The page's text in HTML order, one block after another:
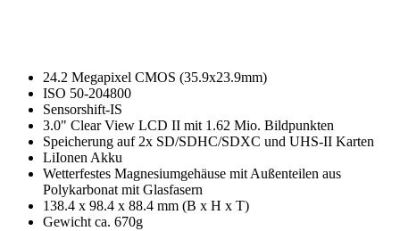
24.2 Megapixel CMOS (35.9x23.9mm)
ISO 50-204800
Sensorshift-IS
3.0" Clear View LCD II mit 1.62 Mio. Bildpunkten
Speicherung auf 2x SD/SDHC/SDXC und UHS-II Karten
LiIonen Akku
Wetterfestes Magnesiumgehäuse mit Außenteilen aus
Polykarbonat mit Glasfasern
138.4 x 98.4 x 88.4 mm (B x H x T)
Gewicht ca. 670g